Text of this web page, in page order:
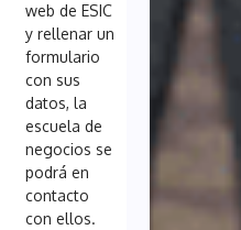
web de ESIC
y rellenar un
formulario
con sus
datos, la
escuela de
negocios se
podrá en
contacto
con ellos.